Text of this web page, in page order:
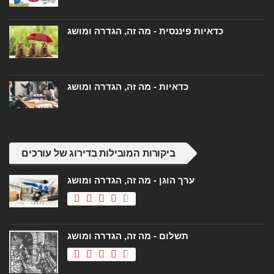
כדאיות פיננסית - מה זה, הגדרה ומושג
כדאיות - מה זה, הגדרה ומושג
ביקורות המובילות בדירוג של עורכים
ערך הוגן - מה זה, הגדרה ומושג
תשלום - מה זה, הגדרה ומושג